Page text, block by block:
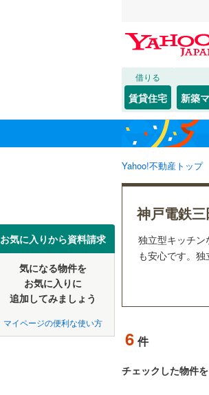
借りる
賃貸住宅 新築
Yahoo!不動産トップ
お気に入りから資料請求
気になる物件を
お気に入りに
追加してみましょう
マイページの便利な使い方
神戸電鉄
独立型キッチ
も安心です。
6 件
チェックした物件を
北海道
東北
関東
東海
中国
神戸市
兵庫県の
JR
私鉄・そ
こだわり条